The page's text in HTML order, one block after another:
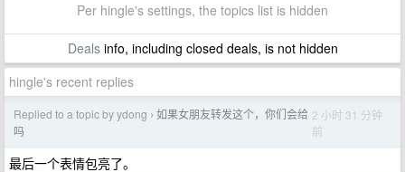
Per hingle's settings, the topics list is hidden
Dealsinfo, including closed deals, is not hidden
hingle's recent replies
Replied to a topic by ydong › 如果女朋友转发这个，你们会给
吗
2 小时 31 分钟
前
最后一个表情包亮了。